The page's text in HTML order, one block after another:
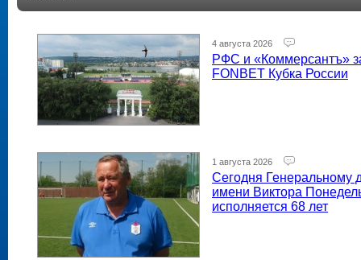
4 августа 2026
РФС и «Коммерсантъ»
FONBET Кубка России
1 августа 2026
Сегодня Генеральному
имени Виктора
исполняется 68 лет